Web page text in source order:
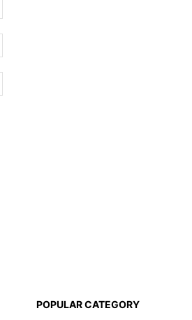
POPULAR CATEGORY